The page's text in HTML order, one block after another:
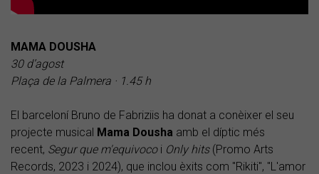
MAMA DOUSHA
30 d’agost
Plaça de la Palmera · 1.45 h
El barceloní Bruno de Fabriziis ha donat a conèixer el seu
projecte musical Mama Dousha amb el díptic més
recent, Segur que m'equivoco i Only hits (Promo Arts
Records, 2023 i 2024), que inclou èxits com "Rikiti", "L'amor